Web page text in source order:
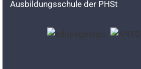
Ausbildungsschule der PHSt